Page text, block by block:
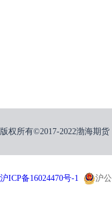
版权所有
沪ICP备16024470号-1 沪